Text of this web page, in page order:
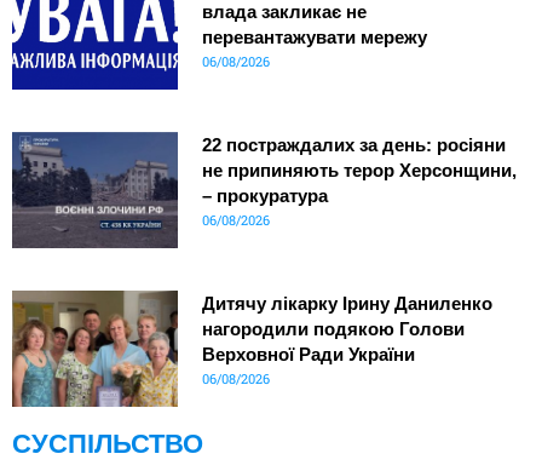
влада закликає не
перевантажувати мережу
06/08/2026
22 постраждалих за день: росіяни
не припиняють терор Херсонщини,
– прокуратура
06/08/2026
Дитячу лікарку Ірину Даниленко
нагородили подякою Голови
Верховної Ради України
06/08/2026
СУСПІЛЬСТВО